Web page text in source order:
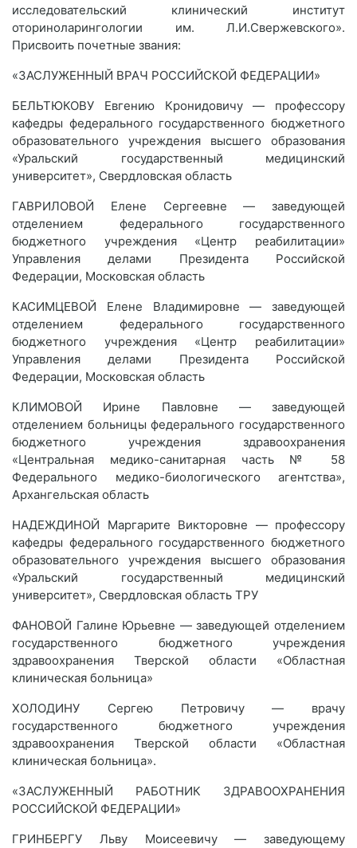
исследовательский клинический институт
оториноларингологии им. Л.И.Свержевского».
Присвоить почетные звания:
«ЗАСЛУЖЕННЫЙ ВРАЧ РОССИЙСКОЙ ФЕДЕРАЦИИ»
БЕЛЬТЮКОВУ Евгению Кронидовичу — профессору
кафедры федерального государственного бюджетного
образовательного учреждения высшего образования
«Уральский государственный медицинский
университет», Свердловская область
ГАВРИЛОВОЙ Елене Сергеевне — заведующей
отделением федерального государственного
бюджетного учреждения «Центр реабилитации»
Управления делами Президента Российской
Федерации, Московская область
КАСИМЦЕВОЙ Елене Владимировне — заведующей
отделением федерального государственного
бюджетного учреждения «Центр реабилитации»
Управления делами Президента Российской
Федерации, Московская область
КЛИМОВОЙ Ирине Павловне — заведующей
отделением больницы федерального государственного
бюджетного учреждения здравоохранения
«Центральная медико-санитарная часть № 58
Федерального медико-биологического агентства»,
Архангельская область
НАДЕЖДИНОЙ Маргарите Викторовне — профессору
кафедры федерального государственного бюджетного
образовательного учреждения высшего образования
«Уральский государственный медицинский
университет», Свердловская область ТРУ
ФАНОВОЙ Галине Юрьевне — заведующей отделением
государственного бюджетного учреждения
здравоохранения Тверской области «Областная
клиническая больница»
ХОЛОДИНУ Сергею Петровичу — врачу
государственного бюджетного учреждения
здравоохранения Тверской области «Областная
клиническая больница».
«ЗАСЛУЖЕННЫЙ РАБОТНИК ЗДРАВООХРАНЕНИЯ
РОССИЙСКОЙ ФЕДЕРАЦИИ»
ГРИНБЕРГУ Льву Моисеевичу — заведующему